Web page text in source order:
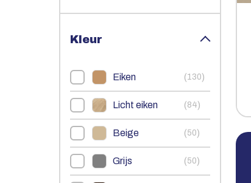
Kleur
Eiken (130)
Licht eiken (84)
Beige (50)
Grijs (50)